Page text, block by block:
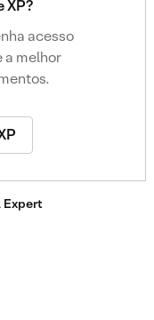
XP?
acesso
a melhor